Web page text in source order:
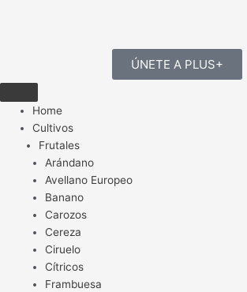
ÚNETE A PLUS+
Home
Cultivos
Frutales
Arándano
Avellano Europeo
Banano
Carozos
Cereza
Ciruelo
Cítricos
Frambuesa